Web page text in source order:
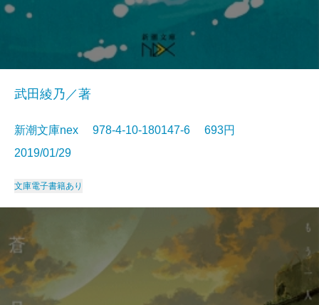
武田綾乃／著
新潮文庫nex 978-4-10-180147-6 693円
2019/01/29
文庫電子書籍あり